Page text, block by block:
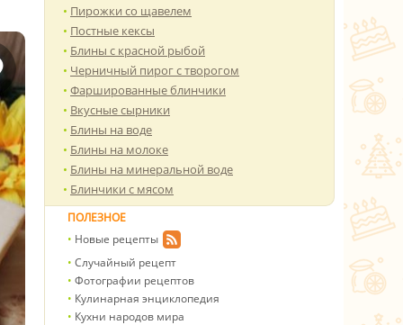
Пирожки со щавелем
Постные кексы
Блины с красной рыбой
Черничный пирог с творогом
Фаршированные блинчики
Вкусные сырники
Блины на воде
Блины на молоке
Блины на минеральной воде
Блинчики с мясом
ПОЛЕЗНОЕ
Новые рецепты
Случайный рецепт
Фотографии рецептов
Кулинарная энциклопедия
Кухни народов мира